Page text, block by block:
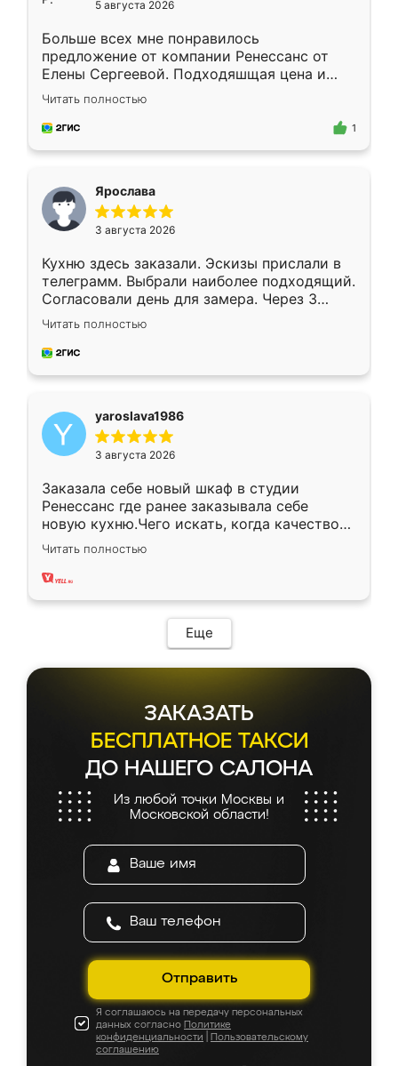
5 августа 2026
Больше всех мне понравилось
предложение от компании Ренессанс от
Елены Сергеевой. Подходяшщая цена и
короткие сроки изготовления. Приехавший
для замера сотрудник Владислав
предложил по моему эскизу самый
Читать полностью
1
Ярослава
3 августа 2026
Кухню здесь заказали. Эскизы прислали в
телеграмм. Выбрали наиболее подходящий.
Согласовали день для замера. Через 3
недели кухня была уже готова. Остались
довольны работой. Спасибо Ренессанс
мебель за качественную работу!
Читать полностью
yaroslava1986
3 августа 2026
Заказала себе новый шкаф в студии
Ренессанс где ранее заказывала себе
новую кухню.Чего искать, когда качеством
вполне довольна. Служит кухня уже почти
два года, нареканий нет.
Читать полностью
Еще
ЗАКАЗАТЬ
БЕСПЛАТНОЕ ТАКСИ
ДО НАШЕГО САЛОНА
Из любой точки Москвы и
Московской области!
Отправить
Я соглашаюсь на передачу персональных
данных согласно Политике
конфиденциальности
Пользовательскому
соглашению